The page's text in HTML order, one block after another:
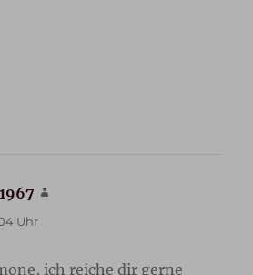
Uhr
ich reiche dir gerne